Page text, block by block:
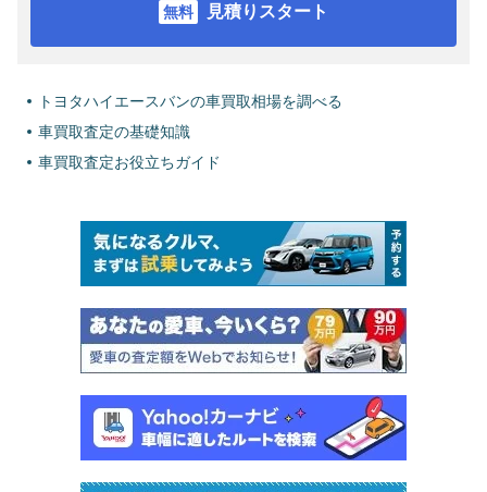
見積りスタート
トヨタハイエースバンの車買取相場を調べる
車買取査定の基礎知識
車買取査定お役立ちガイド